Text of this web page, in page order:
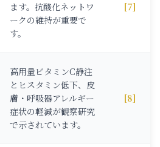
ます。抗酸化ネットワ
ークの維持が重要で
す。
[7]
高用量ビタミンC静注
とヒスタミン低下、皮
膚・呼吸器アレルギー
症状の軽減が観察研究
で示されています。
[8]